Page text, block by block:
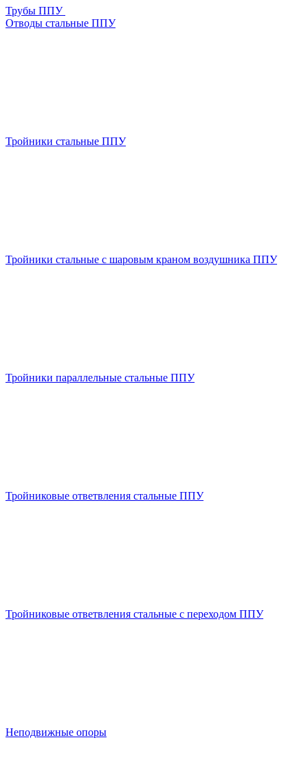
Трубы ППУ
Отводы стальные ППУ
Тройники стальные ППУ
Тройники стальные с шаровым краном воздушника ППУ
Тройники параллельные стальные ППУ
Тройниковые ответвления стальные ППУ
Тройниковые ответвления стальные с переходом ППУ
Неподвижные опоры